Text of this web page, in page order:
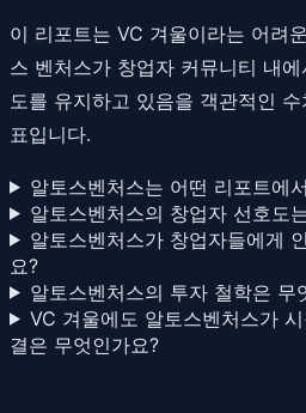
이 리포트는 VC 겨울이라는 어려
스 벤처스가 창업자 커뮤니티 내
도를 유지하고 있음을 객관적인
표입니다.
알토스벤처스는 어떤 리포트에
알토스벤처스의 창업자 선호도
알토스벤처스가 창업자들에게
요?
알토스벤처스의 투자 철학은 무
VC 겨울에도 알토스벤처스가
결은 무엇인가요?